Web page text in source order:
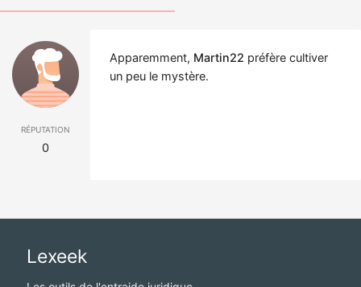
réputation
0
Apparemment, Martin22 préfère cultiver
un peu le mystère.
Lexeek